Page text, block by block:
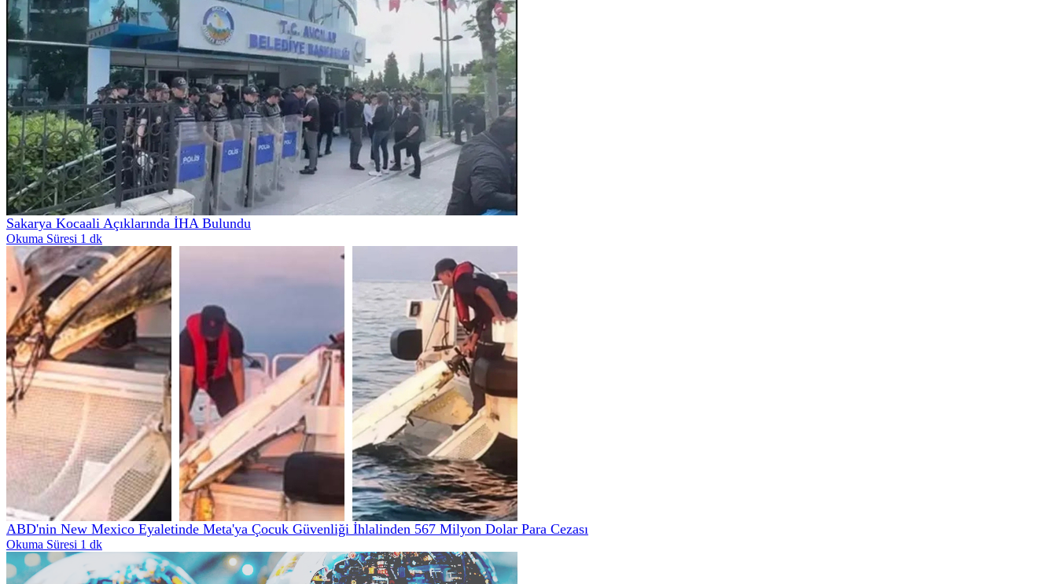
Sakarya Kocaali Açıklarında İHA Bulundu
Okuma Süresi 1 dk
ABD'nin New Mexico Eyaletinde Meta'ya Çocuk Güvenliği İhlalinden 567 Milyon Dolar Para Cezası
Okuma Süresi 1 dk